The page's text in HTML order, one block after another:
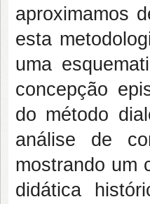
aproximamos
esta
uma
concepção
do método
análise de
mostrando um
didática